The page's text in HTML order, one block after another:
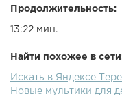
Продолжительность:
13:22 мин.
Найти похожее в
Искать в Яндексе
Новые мультики для